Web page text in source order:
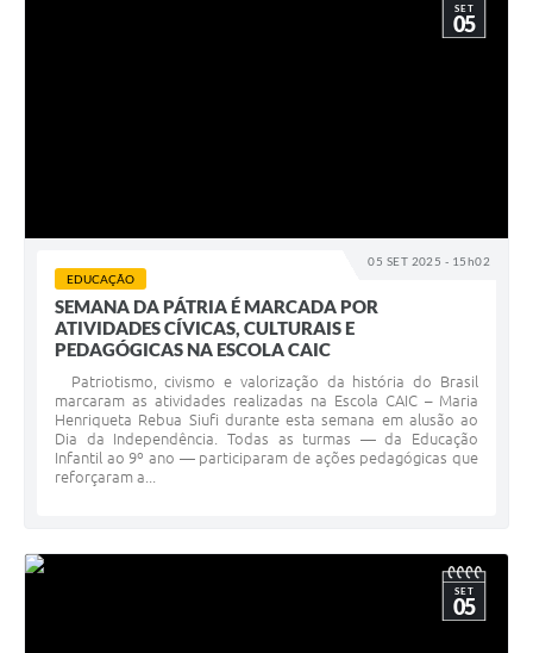
05 SET 2025 - 15h02
SET
05
EDUCAÇÃO
SEMANA DA PÁTRIA É MARCADA POR
ATIVIDADES CÍVICAS, CULTURAIS E
PEDAGÓGICAS NA ESCOLA CAIC
Patriotismo, civismo e valorização da história do Brasil
marcaram as atividades realizadas na Escola CAIC – Maria
Henriqueta Rebua Siufi durante esta semana em alusão ao
Dia da Independência. Todas as turmas — da Educação
Infantil ao 9º ano — participaram de ações pedagógicas que
reforçaram a...
SET
05